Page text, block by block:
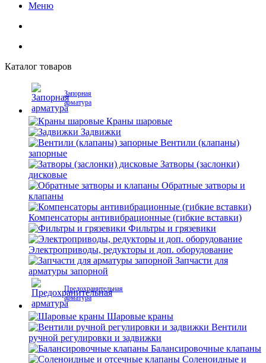
Меню
Каталог товаров
Запорная
арматура
Краны шаровые
Задвижки
Вентили (клапаны)
запорные
Затворы (заслонки)
дисковые
Обратные затворы и
клапаны
Компенсаторы антивибрационные (гибкие вставки)
Фильтры и грязевики
Электроприводы, редукторы и доп. оборудование
Запчасти для
арматуры запорной
Предохранительная
арматура
Шаровые краны
Вентили
ручной регулировки и задвижки
Балансировочные клапаны
Соленоидные и